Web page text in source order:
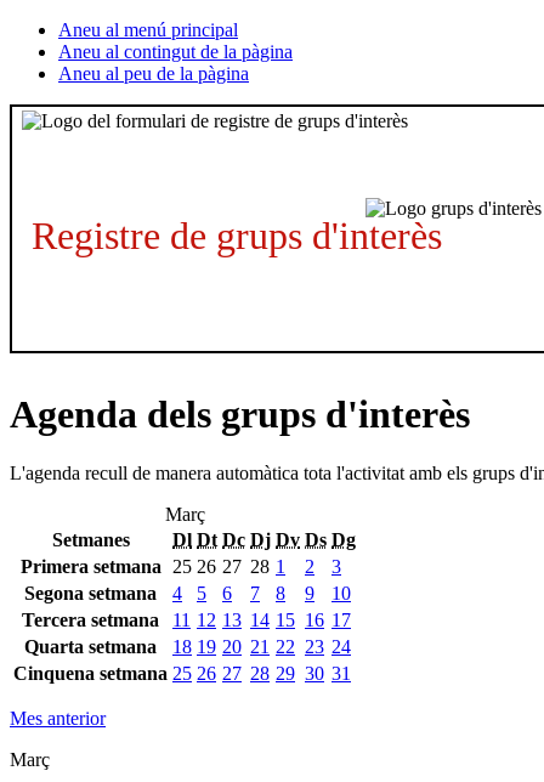
Aneu al menú principal
Aneu al contingut de la pàgina
Aneu al peu de la pàgina
Registre de grups d'interès
Agenda dels grups d'interès
L'agenda recull de manera automàtica tota l'activitat amb els grups
Març
Setmanes
Dl Dt Dc Dj Dv Ds Dg
Primera setmana
25 26 27 28 1 2
3
Segona setmana
4 5 6 7 8 9
10
Tercera setmana
11 12 13 14 15 16 17
Quarta setmana
18 19 20 21 22 23 24
Cinquena setmana 25 26 27 28 29 30 31
Mes anterior
Març